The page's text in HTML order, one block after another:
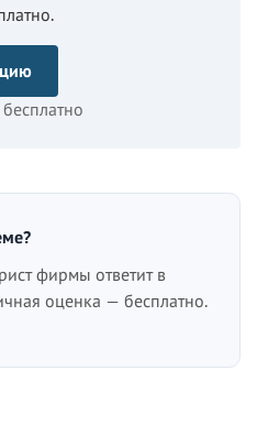
фирмы ответит в
оценка — бесплатно.